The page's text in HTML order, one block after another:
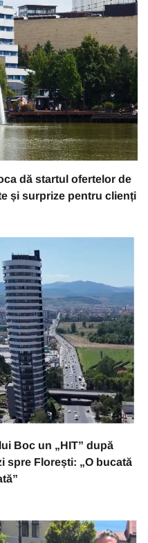
dă startul ofertelor de
și surprize pentru clienți
Boc un „HIT” după
spre Florești: „O bucată